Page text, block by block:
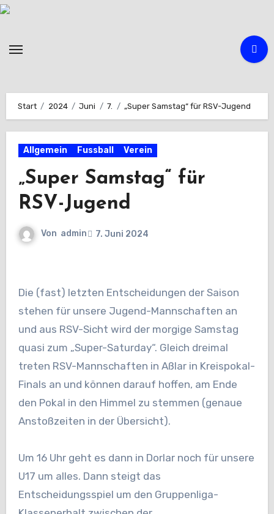
Zum
Start 2024 Juni 7. „Super Samstag“ für RSV-Jugend
Allgemein Fussball Verein
„Super Samstag“ für
RSV-Jugend
Von admin 7. Juni 2024
Die (fast) letzten Entscheidungen der Saison
stehen für unsere Jugend-Mannschaften an
und aus RSV-Sicht wird der morgige Samstag
quasi zum „Super-Saturday“. Gleich dreimal
treten RSV-Mannschaften in Aßlar in Kreispokal-
Finals an und können darauf hoffen, am Ende
den Pokal in den Himmel zu stemmen (genaue
Anstoßzeiten in der Übersicht).
Um 16 Uhr geht es dann in Dorlar noch für unsere
U17 um alles. Dann steigt das
Entscheidungsspiel um den Gruppenliga-